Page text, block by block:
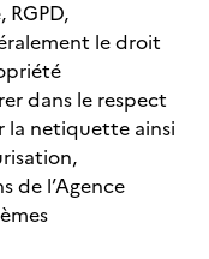
le droit
dans le respect
la netiquette ainsi
de l’Agence